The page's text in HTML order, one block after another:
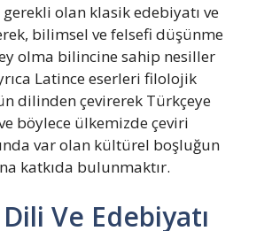
olan klasik edebiyatı ve
bilimsel ve felsefi düşünme
olma bilincine sahip nesiller
Latince eserleri filolojik
dilinden çevirerek Türkçeye
böylece ülkemizde çeviri
var olan kültürel boşluğun
katkıda bulunmaktır.
Ve Edebiyatı